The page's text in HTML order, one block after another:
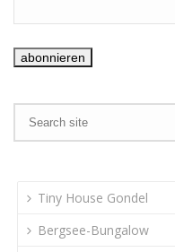
Tiny House Gondel
Bergsee-Bungalow